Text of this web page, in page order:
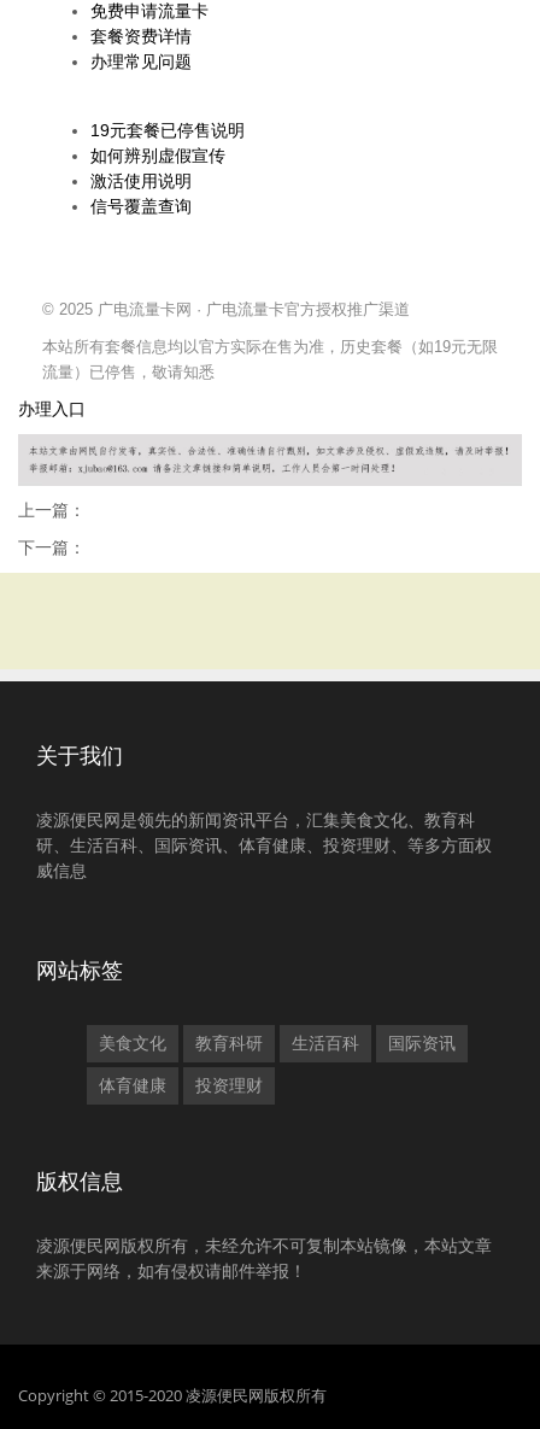
免费申请流量卡
套餐资费详情
办理常见问题
19元套餐已停售说明
如何辨别虚假宣传
激活使用说明
信号覆盖查询
© 2025 广电流量卡网 · 广电流量卡官方授权推广渠道
本站所有套餐信息均以官方实际在售为准，历史套餐（如19元无限
流量）已停售，敬请知悉
办理入口
上一篇：
下一篇：
关于我们
凌源便民网是领先的新闻资讯平台，汇集美食文化、教育科
研、生活百科、国际资讯、体育健康、投资理财、等多方面权
威信息
网站标签
美食文化 教育科研 生活百科 国际资讯
体育健康 投资理财
版权信息
凌源便民网版权所有，未经允许不可复制本站镜像，本站文章
来源于网络，如有侵权请邮件举报！
Copyright © 2015-2020 凌源便民网版权所有